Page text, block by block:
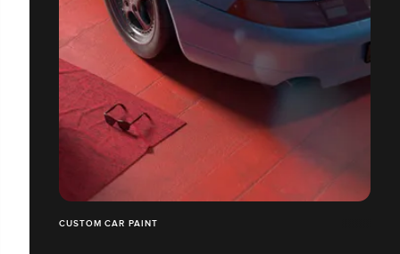
CUSTOM CAR PAINT